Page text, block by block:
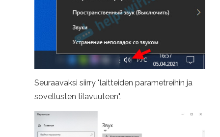
Seuraavaksi siirry "laitteiden parametreihin ja
sovellusten tilavuuteen".